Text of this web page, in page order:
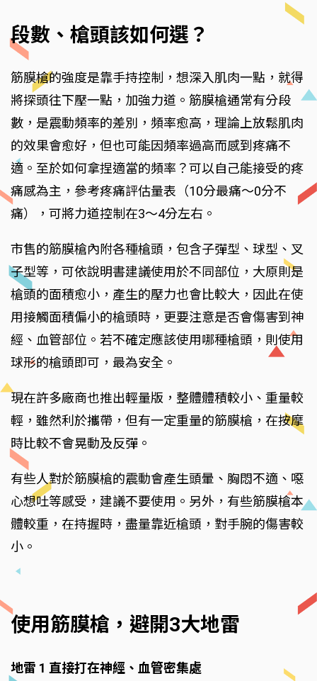
段數、槍頭該如何選？
筋膜槍的強度是靠手持控制，想深入肌肉一點，就得
將探頭往下壓一點，加強力道。筋膜槍通常有分段
數，是震動頻率的差別，頻率愈高，理論上放鬆肌肉
的效果會愈好，但也可能因頻率過高而感到疼痛不
適。至於如何拿捏適當的頻率？可以自己能接受的疼
痛感為主，參考疼痛評估量表（10分最痛～0分不
痛），可將力道控制在3～4分左右。
市售的筋膜槍內附各種槍頭，包含子彈型、球型、叉
子型等，可依說明書建議使用於不同部位，大原則是
槍頭的面積愈小，產生的壓力也會比較大，因此在使
用接觸面積偏小的槍頭時，更要注意是否會傷害到神
經、血管部位。若不確定應該使用哪種槍頭，則使用
球形的槍頭即可，最為安全。
現在許多廠商也推出輕量版，整體體積較小、重量較
輕，雖然利於攜帶，但有一定重量的筋膜槍，在按摩
時比較不會晃動及反彈。
有些人對於筋膜槍的震動會產生頭暈、胸悶不適、噁
心想吐等感受，建議不要使用。另外，有些筋膜槍本
體較重，在持握時，盡量靠近槍頭，對手腕的傷害較
小。
使用筋膜槍，避開3大地雷
地雷 1 直接打在神經、血管密集處